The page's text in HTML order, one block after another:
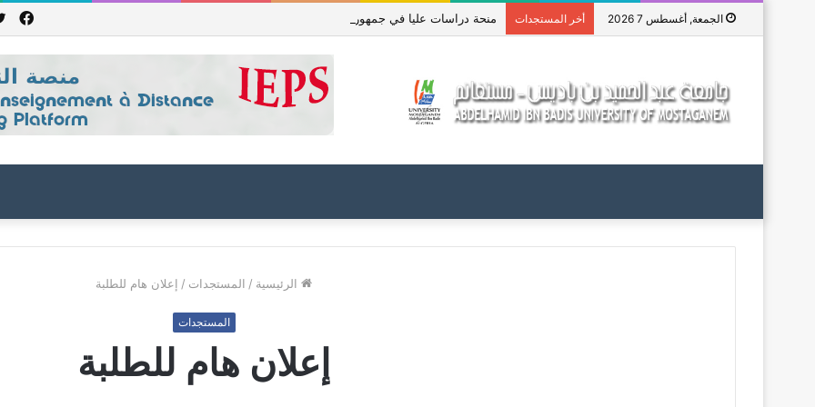
الجمعة, أغسطس 7 2026 أخر المستجدات منحة دراسات عليا في جمهورية باكستان الإسلامية للعام الدراسي 2027/2026
الرئيسية / المستجدات / إعلان هام للطلبة
المستجدات
إعلان هام للطلبة